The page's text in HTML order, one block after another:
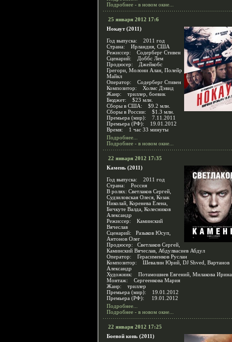
Подробнее - в новом окне...
25 января 2012 17:6
Нокаут (2011)
Год выпуска: 2011 год
Страна: Ирландия, США
Режиссер: Содерберг Стивен
Сценарий: Доббс Лем
Продюсер: Джейкобс
Грегори, Молони Алан, Полейр
Майкл
Оператор: Содерберг Стивен
Композитор: Холмс Дэвид
Жанр: триллер, боевик
Бюджет: $23 млн.
Сборы в США: $9.2 млн.
Сборы в России: $1.3 млн.
Премьера (мир): 7.11.2011
Премьера (РФ): 19.01.2012
Время: 1 час 33 минуты
Подробнее...
Подробнее - в новом окне...
22 января 2012 17:35
Камень (2011)
Год выпуска: 2011 год
Страна: Россия
В ролях: Светлаков Сергей,
Судзиловская Олеся, Козак
Николай, Коренева Елена,
Бичкуте Валда, Колесников
Александр
Режиссер: Каминский
Вячеслав
Сценарий: Разыков Юсуп,
Антонов Олег
Продюсер: Светлаков Сергей,
Каминский Вячеслав, Абдулвасиев Абдул
Оператор: Герасименков Руслан
Композитор: Шевалин Юрий, DJ Shved, Вартанов
Александр
Художник: Потамошнев Евгений, Милакова Ирина
Монтаж: Сергеенкова Мария
Жанр: триллер
Премьера (мир): 19.01.2012
Премьера (РФ): 19.01.2012
Подробнее...
Подробнее - в новом окне...
22 января 2012 17:25
Боевой конь (2011)